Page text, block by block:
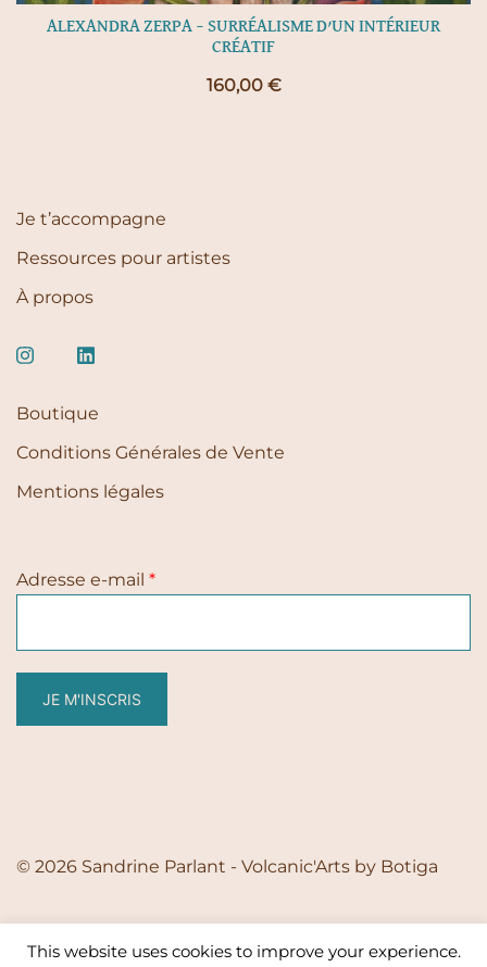
ALEXANDRA ZERPA – SURRÉALISME D’UN INTÉRIEUR
CRÉATIF
160,00 €
Je t’accompagne
Ressources pour artistes
À propos
Boutique
Conditions Générales de Vente
Mentions légales
Adresse e-mail *
JE M'INSCRIS
© 2026 Sandrine Parlant - Volcanic'Arts by Botiga
This website uses cookies to improve your experience.